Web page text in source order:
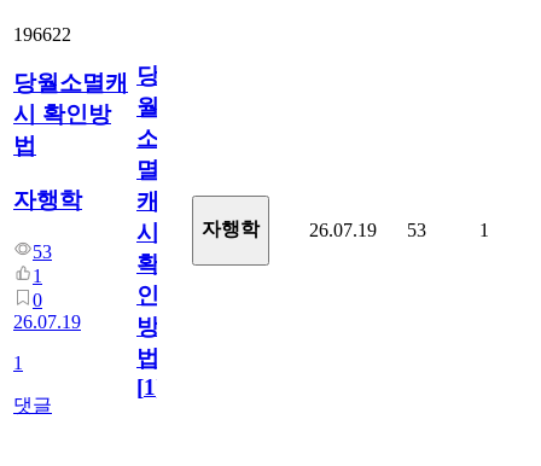
196622
당월소멸캐
시 확인방
법
자행학
53
1
0
26.07.19
1
댓글
당
월
소
멸
캐
시
확
인
방
법
[1]
자행학 26.07.19 53 1